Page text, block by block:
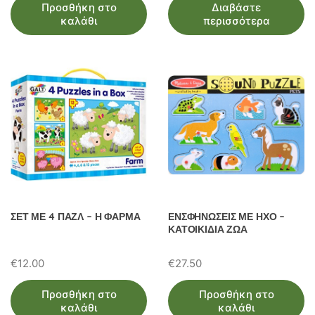
Προσθήκη στο
καλάθι
Διαβάστε
περισσότερα
ΣΕΤ ΜΕ 4 ΠΑΖΛ – Η ΦΑΡΜΑ
€12.00
Προσθήκη στο
καλάθι
ΕΝΣΦΗΝΩΣΕΙΣ ΜΕ ΗΧΟ –
ΚΑΤΟΙΚΙΔΙΑ ΖΩΑ
€27.50
Προσθήκη στο
καλάθι